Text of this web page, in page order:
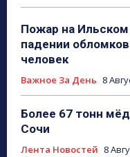
Пожар на
падении
человек
Важное За День 8
Более 67 тонн
Сочи
Лента Новостей 8